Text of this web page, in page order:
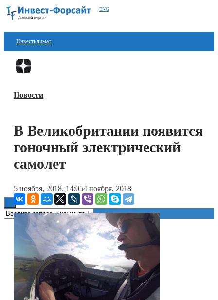
ENG
Инвестклимат
Финансы
Блокчейн
Новости
В Великобритании появится
гоночный электрический
самолет
5 ноября, 2018, 14:054 ноября, 2018